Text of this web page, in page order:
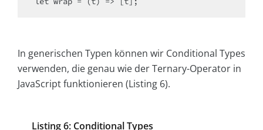
In generischen Typen können wir Conditional Types
verwenden, die genau wie der Ternary-Operator in
JavaScript funktionieren (Listing 6).
Listing 6: Conditional Types